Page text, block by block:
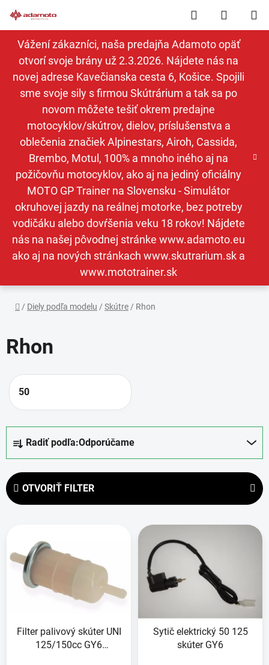
na
obsah
Vážení zákazníci, naša predajňa Adamoto opäť
otvorí svoje brány už 2.3.2026. Nájdete nás na
novej adrese Kavečianska cesta 6, Košice. Spojili
sme svoje sily s firmou Skútrárium a tak sa po
novom môžete tešiť okrem predajne
motocyklov/skútrov, dielov, príslušenstva a
oblečenia značiek Alpinestars, Airoh, Cassida,
Brembo, Motul, 100% a mnoho iného aj na
požičovňu motocyklov, ako aj na jediný oficiálny
MOTO GP Trainer na Slovensku - Simulátor
okruhovej jazdy na reálnej motorke, bez potreby
vodičáku alebo dovŕšenia veku 18 rokov! Nájdete
nás na našej pôvodnej stránke www.adamoto.eu
ako aj na nových stránkach www.skutrarium.sk a
www.mototrainer.sk
Hľadať
KOŠÍK
Domov
/ Diely podľa modelu / Skútre / Rhon
Rhon
50
e
n
r
Radiť podľa:Odporúčame
OTVORIŤ FILTER
p
Filter palivový skúter UNI
125/150cc GY6
Sytič elektrický 50 125
skúter GY6